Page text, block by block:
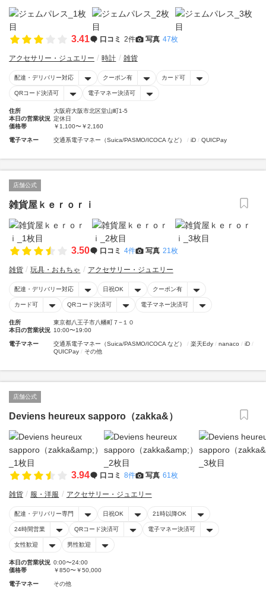
3.41 口コミ 2件 写真 47枚
アクセサリー・ジュエリー 時計 雑貨
配達・デリバリー対応 クーポン有 カード可
QRコード決済可 電子マネー決済可
住所
大阪府大阪市北区堂山町1-5
本日の営業状況 定休日
価格帯
￥1,100〜￥2,160
電子マネー 交通系電子マネー（Suica/PASMO/ICOCA など） iD QUICPay
店舗公式
雑貨屋ｋｅｒｏｒｉ
3.50 口コミ 4件 写真 21枚
雑貨 玩具・おもちゃ アクセサリー・ジュエリー
配達・デリバリー対応 日祝OK クーポン有
カード可 QRコード決済可 電子マネー決済可
住所
東京都八王子市八幡町７−１０
本日の営業状況 10:00〜19:00
電子マネー 交通系電子マネー（Suica/PASMO/ICOCA など） 楽天Edy nanaco
iD
QUICPay
その他
店舗公式
Deviens heureux sapporo（zakka&）
3.94 口コミ 8件 写真 61枚
雑貨 服・洋服 アクセサリー・ジュエリー
配達・デリバリー専門 日祝OK 21時以降OK
24時間営業 QRコード決済可 電子マネー決済可
女性歓迎 男性歓迎
本日の営業状況 0:00〜24:00
価格帯
￥850〜￥50,000
電子マネー その他